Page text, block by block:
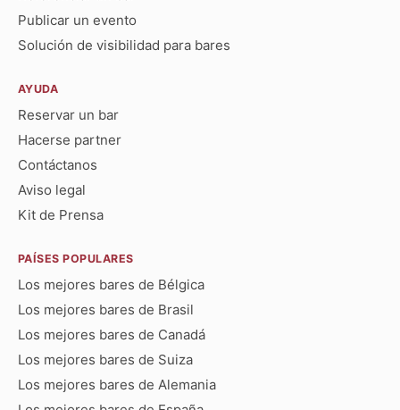
Publicar un evento
Solución de visibilidad para bares
AYUDA
Reservar un bar
Hacerse partner
Contáctanos
Aviso legal
Kit de Prensa
PAÍSES POPULARES
Los mejores bares de Bélgica
Los mejores bares de Brasil
Los mejores bares de Canadá
Los mejores bares de Suiza
Los mejores bares de Alemania